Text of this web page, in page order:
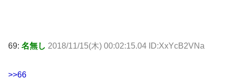
69: 名無し 2018/11/15(木) 00:02:15.04 ID:XxYcB2VNa
>>66